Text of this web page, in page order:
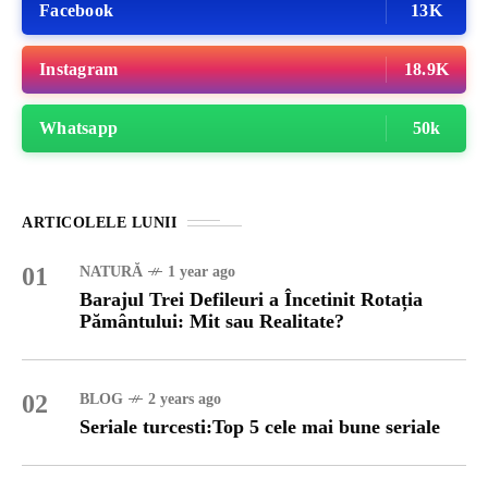
Facebook 13K
Instagram 18.9K
Whatsapp 50k
ARTICOLELE LUNII
01 NATURĂ 1 year ago
Barajul Trei Defileuri a Încetinit Rotația
Pământului: Mit sau Realitate?
02 BLOG 2 years ago
Seriale turcesti:Top 5 cele mai bune seriale